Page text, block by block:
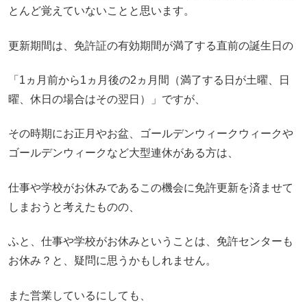
とんど覚えていないことと思います。
更新期間は、免許証の有効期間が満了する直前の誕生日の
「1ヵ月前から1ヵ月後の2ヵ月間（満了する日が土曜、日
曜、休日の場合はその翌日）」ですが、
その時期にお正月やお盆、ゴールデンウィークウィークや
ゴールデンウィークなど大型連休がある方は、
仕事や学校がお休みであるこの機会に免許更新を済ませて
しまおうと考えたものの、
ふと、仕事や学校がお休みということは、免許センターも
お休み？と、疑問に思うかもしれません。
また営業しているにしても、